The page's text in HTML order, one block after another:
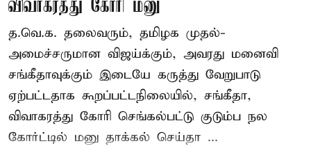
விவாகரத்து கோரி மனு
த.வெ.க. தலைவரும், தமிழக முதல்-
அமைச்சருமான விஜய்க்கும், அவரது மனைவி
சங்கீதாவுக்கும் இடையே கருத்து வேறுபாடு
ஏற்பட்டதாக கூறப்பட்டநிலையில், சங்கீதா,
விவாகரத்து கோரி செங்கல்பட்டு குடும்ப நல
கோர்ட்டில் மனு தாக்கல் செய்தா ...